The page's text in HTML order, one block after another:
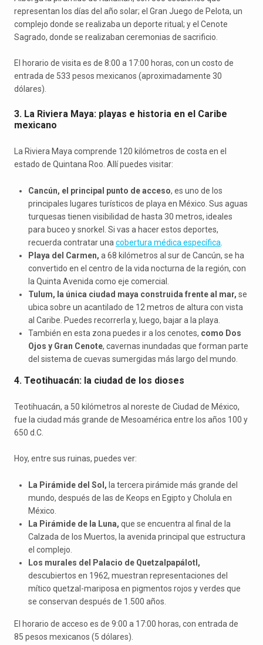
representan los días del año solar; el Gran Juego de Pelota, un
complejo donde se realizaba un deporte ritual; y el Cenote
Sagrado, donde se realizaban ceremonias de sacrificio.
El horario de visita es de 8:00 a 17:00 horas, con un costo de
entrada de 533 pesos mexicanos (aproximadamente 30
dólares).
3. La Riviera Maya: playas e historia en el Caribe
mexicano
La Riviera Maya comprende 120 kilómetros de costa en el
estado de Quintana Roo. Allí puedes visitar:
Cancún, el principal punto de acceso, es uno de los
principales lugares turísticos de playa en México. Sus aguas
turquesas tienen visibilidad de hasta 30 metros, ideales
para buceo y snorkel. Si vas a hacer estos deportes,
recuerda contratar una cobertura médica específica
Playa del Carmen, a 68 kilómetros al sur de Cancún, se ha
convertido en el centro de la vida nocturna de la región, con
la Quinta Avenida como eje comercial.
Tulum, la única ciudad maya construida frente al mar, se
ubica sobre un acantilado de 12 metros de altura con vista
al Caribe. Puedes recorrerla y, luego, bajar a la playa.
También en esta zona puedes ir a los cenotes, como Dos
Ojos y Gran Cenote, cavernas inundadas que forman parte
del sistema de cuevas sumergidas más largo del mundo.
4. Teotihuacán: la ciudad de los dioses
Teotihuacán, a 50 kilómetros al noreste de Ciudad de México,
fue la ciudad más grande de Mesoamérica entre los años 100 y
650 d.C.
Hoy, entre sus ruinas, puedes ver:
La Pirámide del Sol, la tercera pirámide más grande del
mundo, después de las de Keops en Egipto y Cholula en
México.
La Pirámide de la Luna, que se encuentra al final de la
Calzada de los Muertos, la avenida principal que estructura
el complejo.
Los murales del Palacio de Quetzalpapálotl,
descubiertos en 1962, muestran representaciones del
mítico quetzal-mariposa en pigmentos rojos y verdes que
se conservan después de 1.500 años.
El horario de acceso es de 9:00 a 17:00 horas, con entrada de
85 pesos mexicanos (5 dólares).